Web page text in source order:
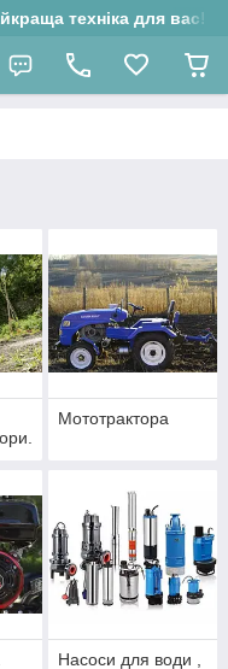
техніка для вас!
Мототрактора
Насоси для води ,